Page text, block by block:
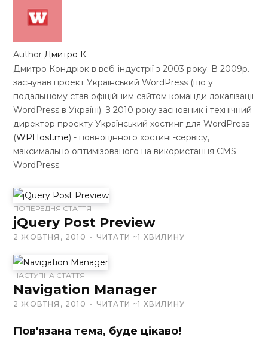
Author Дмитро К.
Дмитро Кондрюк в веб-індустрії з 2003 року. В 2009р.
заснував проект Український WordPress (що у
подальшому став офіційним сайтом команди локалізації
WordPress в Україні). З 2010 року засновник і технічний
директор проекту Український хостинг для WordPress
(WPHost.me) - повноцінного хостинг-сервісу,
максимально оптимізованого на використання CMS
WordPress.
W
e
b
s
i
t
e
ПОПЕРЕДНЯ СТАТТЯ
jQuery Post Preview
2 ЖОВТНЯ, 2010 ЧИТАТИ ~1 ХВИЛИНУ
НАСТУПНА СТАТТЯ
Navigation Manager
2 ЖОВТНЯ, 2010 ЧИТАТИ ~1 ХВИЛИНУ
Пов'язана тема, буде цікаво!